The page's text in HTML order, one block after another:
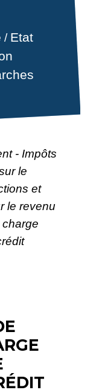
/ Etat
- Impôts
le
et
le revenu